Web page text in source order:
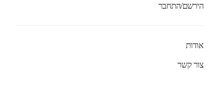
הירשם/התחבר
אודות
צור קשר